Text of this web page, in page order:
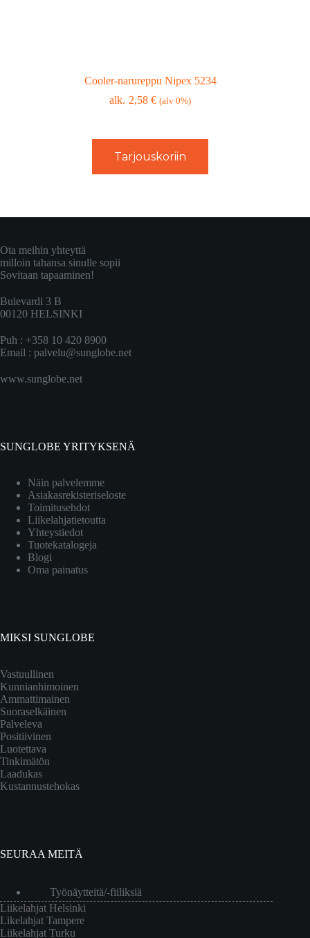
Cooler-narureppu Nipex 5234
2,58€ (alv 0%)
Tarjouskoriin
Ota meihin yhteyttä
milloin tahansa sinulle sopii
Sovitaan tapaaminen!
Bulevardi 3 B
00120 HELSINKI
Puh : +358 10 420 8900
Email : palvelu@sunglobe.net
www.sunglobe.net
SUNGLOBE YRITYKSENÄ
Näin palvelemme
Asiakasrekisteriseloste
Toimitusehdot
Liikelahjatietoutta
Yhteystiedot
Tuotekatalogeja
Blogi
Oma painatus
MIKSI SUNGLOBE
Vastuullinen
Kunnianhimoinen
Ammattimainen
Suoraselkäinen
Palveleva
Positiivinen
Luotettava
Tinkimätön
Laadukas
Kustannustehokas
SEURAA MEITÄ
Työnäytteitä/-fiiliksiä
Liikelahjat Helsinki
Likelahjat Tampere
Liikelahjat Turku